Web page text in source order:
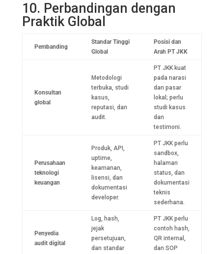
10. Perbandingan dengan
Praktik Global
Pembanding
Standar Tinggi
Global
Posisi dan
Arah PT JKK
Konsultan
global
Metodologi
terbuka, studi
kasus,
reputasi, dan
audit.
PT JKK kuat
pada narasi
dan pasar
lokal; perlu
studi kasus
dan
testimoni.
Perusahaan
teknologi
keuangan
Produk, API,
uptime,
keamanan,
lisensi, dan
dokumentasi
developer.
PT JKK perlu
sandbox,
halaman
status, dan
dokumentasi
teknis
sederhana.
Penyedia
audit digital
Log, hash,
jejak
persetujuan,
dan standar
PT JKK perlu
contoh hash,
QR internal,
dan SOP